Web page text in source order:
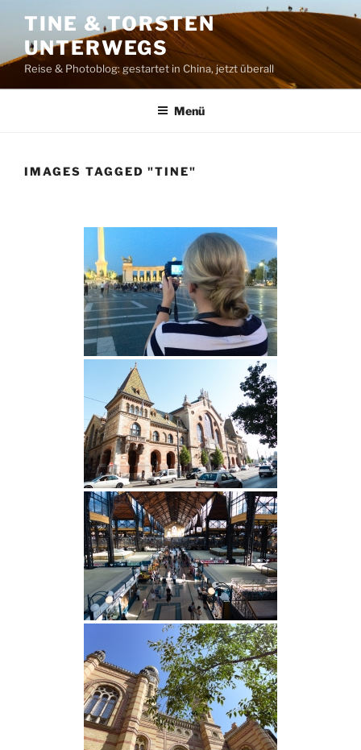
Inhalt
springen
TINE & TORSTEN
UNTERWEGS
Reise & Photoblog: gestartet in China, jetzt überall
Menü
IMAGES TAGGED "TINE"